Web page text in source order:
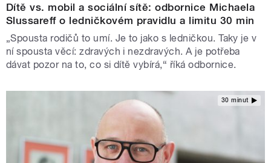
Dítě vs. mobil a sociální sítě: odbornice Michaela
Slussareff o ledničkovém pravidlu a limitu 30 min
„Spousta rodičů to umí. Je to jako s ledničkou. Taky je v
ní spousta věcí: zdravých i nezdravých. A je potřeba
dávat pozor na to, co si dítě vybírá,“ říká odbornice.
30 minut